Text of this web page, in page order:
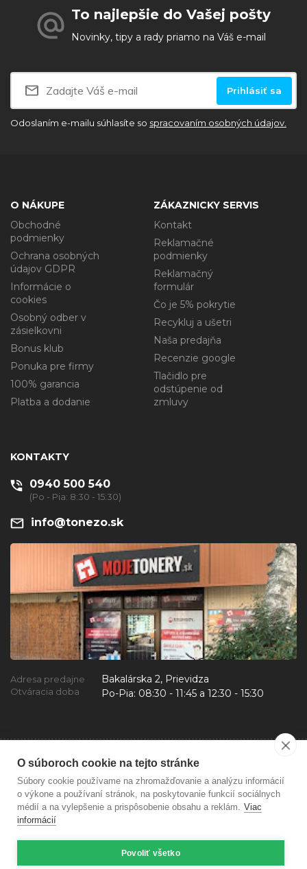
O súboroch cookie na tejto stránke
Súbory cookie používame na zhromažďovanie a analýzu informácií
o výkone a používaní stránok, na poskytovanie funkcií sociálnych
médií a na vylepšenie a prispôsobenie obsahu a reklám. Viac
informácií
Povoliť všetko
To najlepšie do Vašej pošty
Novinky, tipy a rady priamo na Váš e-mail
Prihlásiť sa
Odoslaním e-mailu súhlasíte so spracovaním osobných údajov.
O NÁKUPE
Obchodné
podmienky
Ochrana osobných
údajov GDPR
Informácie o
cookies
Osobný odber v
zásielkovni
Bonus klub
Ponuka pre firmy
100% garancia
Platba a dodanie
ZÁKAZNICKY SERVIS
Kontakt
Reklamačné
podmienky
Reklamačný
formulár
Čo je 5% pokrytie
Recykluj a ušetri
Naša predajňa
Recenzie google
Tlačidlo pre
odstúpenie od
zmluvy
KONTAKTY
0940 500 540
(Po - Pia: 8:30 - 15:30)
info@tonezo.sk
Adresa predajne Bakalárska 2, Prievidza
Otváracia doba Po-Pia: 08:30 - 11:45 a 12:30 - 15:30